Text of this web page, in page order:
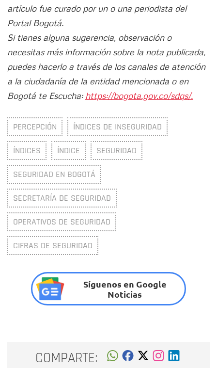
artículo fue curado por un o una periodista del
Portal Bogotá.
Si tienes alguna sugerencia, observación o
necesitas más información sobre la nota publicada,
puedes hacerlo a través de los canales de atención
a la ciudadanía de la entidad mencionada o en
Bogotá te Escucha: https://bogota.gov.co/sdqs/.
PERCEPCIÓN ÍNDICES DE INSEGURIDAD
ÍNDICES ÍNDICE SEGURIDAD
SEGURIDAD EN BOGOTÁ
SECRETARÍA DE SEGURIDAD
OPERATIVOS DE SEGURIDAD
CIFRAS DE SEGURIDAD
Síguenos en Google
Noticias
COMPARTE: